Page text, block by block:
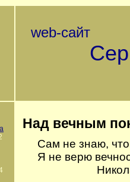
web-сайт
Над вечным
Сам не знаю, что
Я не верю
Николай